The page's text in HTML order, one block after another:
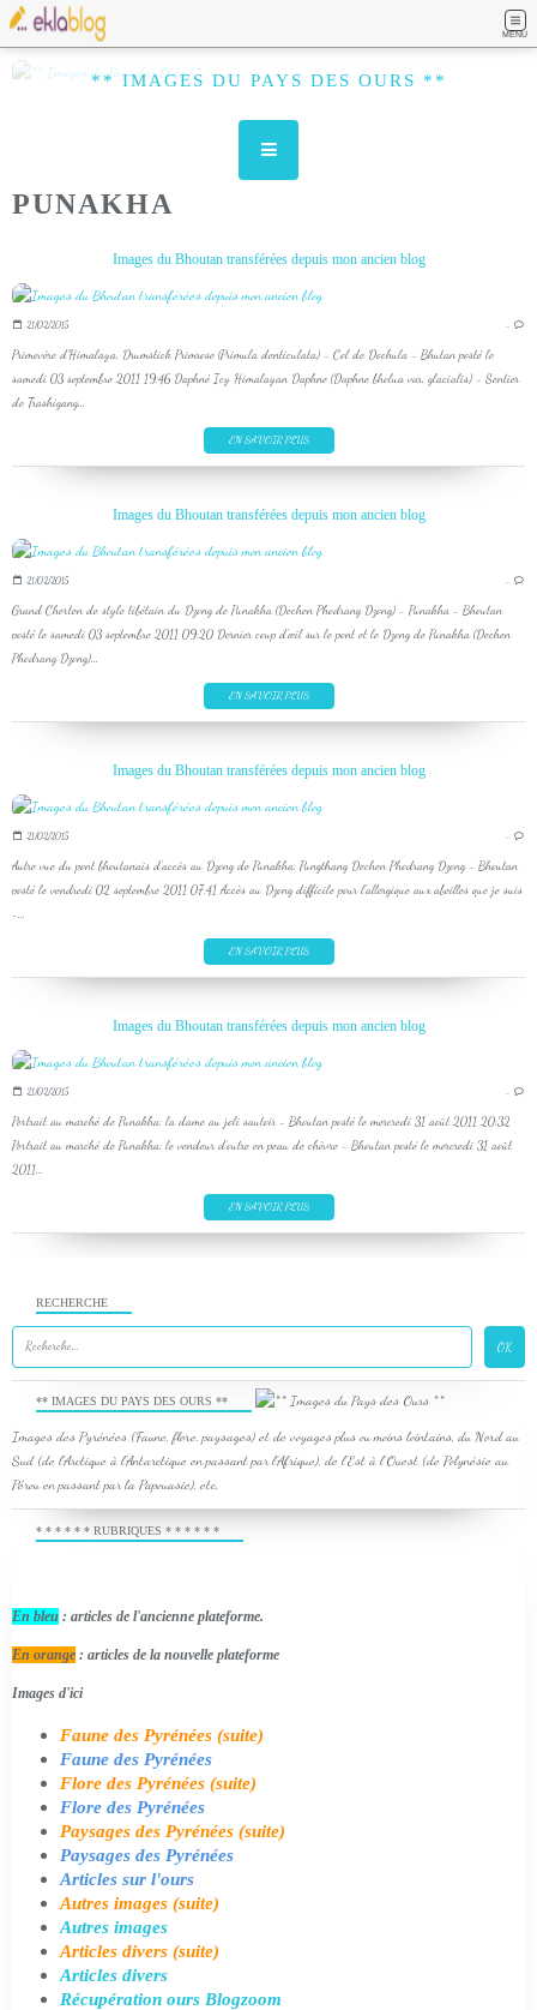
MENU
** IMAGES DU PAYS DES OURS **
PUNAKHA
Images du Bhoutan transférées depuis mon ancien blog
21/02/2015 …
Primevère d'Himalaya, Drumstick Primrose (Primula denticulata) - Col de Dochula - Bhutan posté le
samedi 03 septembre 2011 19:46 Daphné Icy Himalayan Daphne (Daphne bholua var. glacialis) - Sentier
de Trashigang...
EN SAVOIR PLUS
Images du Bhoutan transférées depuis mon ancien blog
21/02/2015 …
Grand Chorten de style tibétain du Dzong de Punakha (Dechen Phodrang Dzong) - Punakha - Bhoutan
posté le samedi 03 septembre 2011 09:20 Dernier coup d'œil sur le pont et le Dzong de Punakha (Dechen
Phodrang Dzong)...
EN SAVOIR PLUS
Images du Bhoutan transférées depuis mon ancien blog
21/02/2015 …
Autre vue du pont bhoutanais d'accès au Dzong de Punakha: Pungthang Dechen Phodrang Dzong - Bhoutan
posté le vendredi 02 septembre 2011 07:41 Accès au Dzong difficile pour l'allergique aux abeilles que je suis
-...
EN SAVOIR PLUS
Images du Bhoutan transférées depuis mon ancien blog
21/02/2015 …
Portrait au marché de Punakha: la dame au joli sautoir - Bhoutan posté le mercredi 31 août 2011 20:32
Portrait au marché de Punakha: le vendeur d'outre en peau de chèvre - Bhoutan posté le mercredi 31 août
2011...
EN SAVOIR PLUS
RECHERCHE
** IMAGES DU PAYS DES OURS **
Images des Pyrénées (Faune, flore, paysages) et de voyages plus ou moins lointains, du Nord au
Sud (de l'Arctique à l'Antarctique en passant par l'Afrique), de l'Est à l'Ouest (de Polynésie au
Pérou en passant par la Papouasie), etc.
* * * * * * RUBRIQUES * * * * * *
En bleu : articles de l'ancienne plateforme.
En orange : articles de la nouvelle plateforme
Images d'ici
Faune des Pyrénées (suite)
Faune des Pyrénées
Flore des Pyrénées (suite)
Flore des Pyrénées
Paysages des Pyrénées (suite)
Paysages des Pyrénées
Articles sur l'ours
Autres images (suite)
Autres images
Articles divers (suite)
Articles divers
Récupération ours Blogzoom